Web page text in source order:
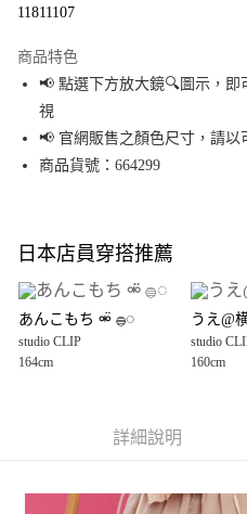
Apple Pay
街口支付
悠遊付
全盈+PAY
大哥付你分期
【大哥付你分期使用說明】
1.本服務由台灣大哥大提供，台灣大哥
2.付款方式選擇「大哥付你分期」，
3.實際核准額度、可分期數及費用金
4.訂單成立30分鐘內，如未前往確認
【繳款方式說明】
AFTEE先享後付
３．安心：先確認商品／服務後，再
每筆NT$80，滿NT$888(含以上)
11811107
商品特色
📢 點選下方放大鏡🔍圖示，
視
📢 官網販售之顏色尺寸，請以
商品貨號：664299
日本店員穿搭推薦
あんこもち ⚮̈ 𓐍◌
studio CLIP
164cm
うえ@
studio
160cm
詳細說明